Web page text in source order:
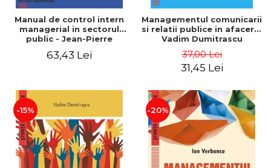
Manual de control intern
managerial in sectorul
public - Jean-Pierre
63,43 Lei
Managementul comunicarii
si relatii publice in afaceri -
Vadim Dumitrascu
37,00 Lei
31,45 Lei
-15% -20%